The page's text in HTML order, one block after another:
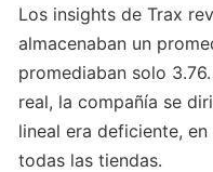
Los insights de Trax
almacenaban un
promediaban solo
real, la compañía se
lineal era deficiente,
todas las tiendas.